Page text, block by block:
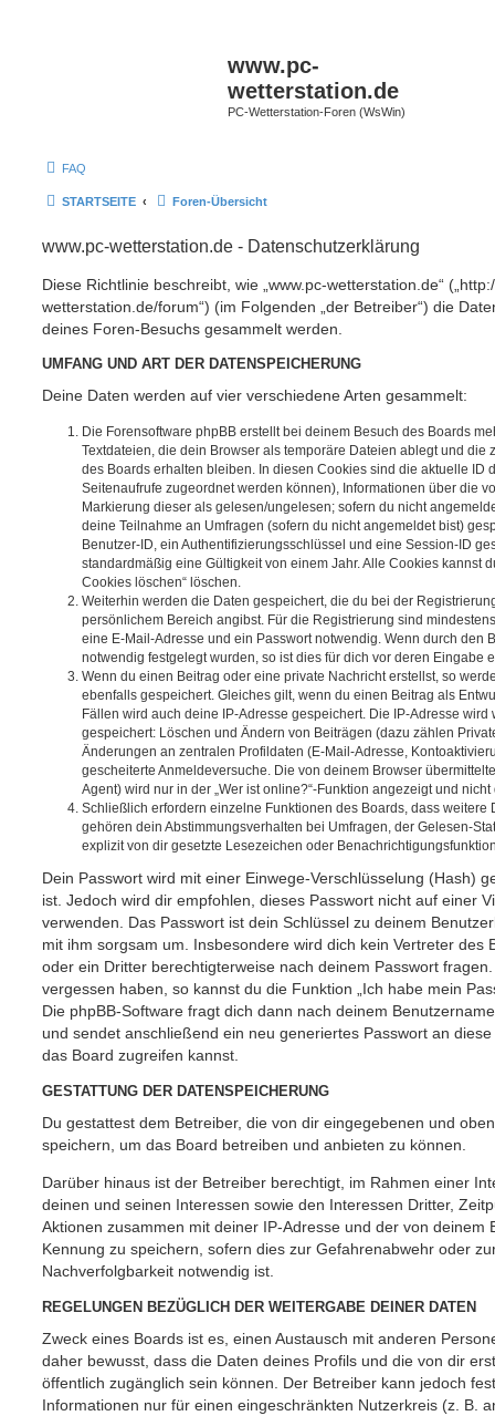
www.pc-
wetterstation.de
PC-Wetterstation-Foren (WsWin)
FAQ
STARTSEITE Foren-Übersicht
www.pc-wetterstation.de - Datenschutzerklärung
Diese Richtlinie beschreibt, wie „www.pc-wetterstation.de“
wetterstation.de/forum“) (im Folgenden „der Betreiber“) die
deines Foren-Besuchs gesammelt werden.
UMFANG UND ART DER DATENSPEICHERUNG
Deine Daten werden auf vier verschiedene Arten gesammelt:
Die Forensoftware phpBB erstellt bei deinem Besuch des Boards
Textdateien, die dein Browser als temporäre Dateien ablegt und die
des Boards erhalten bleiben. In diesen Cookies sind die aktuelle ID
Seitenaufrufe zugeordnet werden können), Informationen über die
Markierung dieser als gelesen/ungelesen; sofern du nicht
deine Teilnahme an Umfragen (sofern du nicht angemeldet bist)
Benutzer-ID, ein Authentifizierungsschlüssel und eine Session-ID
standardmäßig eine Gültigkeit von einem Jahr. Alle Cookies kannst
Cookies löschen“ löschen.
Weiterhin werden die Daten gespeichert, die du bei der
persönlichem Bereich angibst. Für die Registrierung sind
eine E-Mail-Adresse und ein Passwort notwendig. Wenn durch den
notwendig festgelegt wurden, so ist dies für dich vor deren Eingabe
Wenn du einen Beitrag oder eine private Nachricht erstellst, so
ebenfalls gespeichert. Gleiches gilt, wenn du einen Beitrag als
Fällen wird auch deine IP-Adresse gespeichert. Die IP-Adresse
gespeichert: Löschen und Ändern von Beiträgen (dazu zählen
Änderungen an zentralen Profildaten (E-Mail-Adresse,
gescheiterte Anmeldeversuche. Die von deinem Browser
Agent) wird nur in der „Wer ist online?“-Funktion angezeigt und
Schließlich erfordern einzelne Funktionen des Boards, dass weitere
gehören dein Abstimmungsverhalten bei Umfragen, der Gelesen-
explizit von dir gesetzte Lesezeichen oder
Dein Passwort wird mit einer Einwege-Verschlüsselung (Hash)
ist. Jedoch wird dir empfohlen, dieses Passwort nicht auf einer
verwenden. Das Passwort ist dein Schlüssel zu deinem
mit ihm sorgsam um. Insbesondere wird dich kein Vertreter des
oder ein Dritter berechtigterweise nach deinem Passwort
vergessen haben, so kannst du die Funktion „Ich habe mein
Die phpBB-Software fragt dich dann nach deinem
und sendet anschließend ein neu generiertes Passwort an
das Board zugreifen kannst.
GESTATTUNG DER DATENSPEICHERUNG
Du gestattest dem Betreiber, die von dir eingegebenen und
speichern, um das Board betreiben und anbieten zu können.
Darüber hinaus ist der Betreiber berechtigt, im Rahmen einer
deinen und seinen Interessen sowie den Interessen Dritter,
Aktionen zusammen mit deiner IP-Adresse und der von deinem
Kennung zu speichern, sofern dies zur Gefahrenabwehr oder
Nachverfolgbarkeit notwendig ist.
REGELUNGEN BEZÜGLICH DER WEITERGABE DEINER DATEN
Zweck eines Boards ist es, einen Austausch mit anderen
daher bewusst, dass die Daten deines Profils und die von dir
öffentlich zugänglich sein können. Der Betreiber kann jedoch
Informationen nur für einen eingeschränkten Nutzerkreis (z. B.